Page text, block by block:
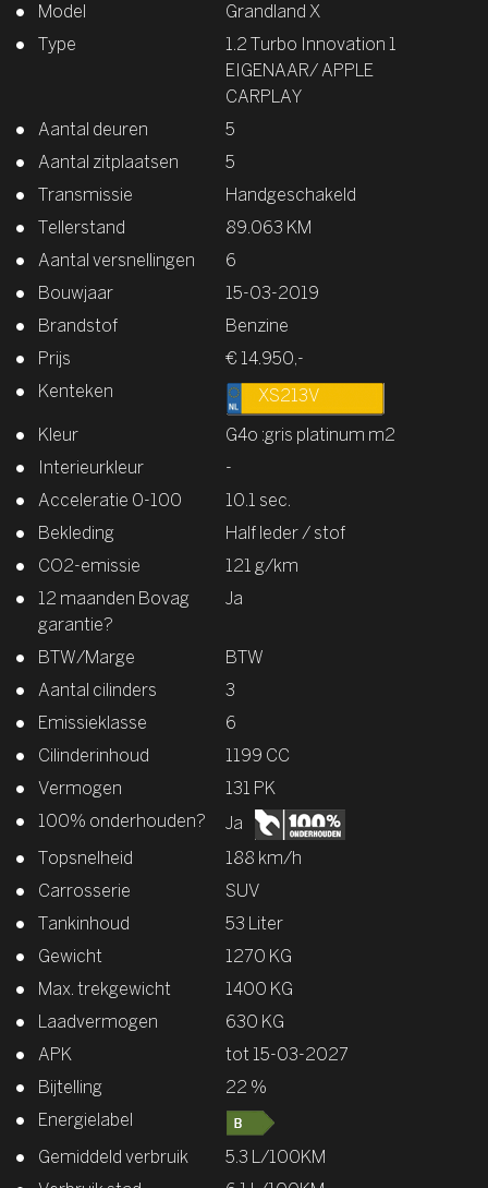
Model
Grandland X
Type
1.2 Turbo Innovation 1
EIGENAAR/ APPLE
CARPLAY
Aantal deuren
5
Aantal zitplaatsen
5
Transmissie
Handgeschakeld
Tellerstand
89.063 KM
Aantal versnellingen
6
Bouwjaar
15-03-2019
Brandstof
Benzine
Prijs
€ 14.950,-
Kenteken
XS213V
Kleur
G4o :gris platinum m2
Interieurkleur
-
Acceleratie 0-100
10.1 sec.
Bekleding
Half leder / stof
CO2-emissie
121 g/km
12 maanden Bovag
garantie?
Ja
BTW/Marge
BTW
Aantal cilinders
3
Emissieklasse
6
Cilinderinhoud
1199 CC
Vermogen
131 PK
100% onderhouden?
Ja
Topsnelheid
188 km/h
Carrosserie
SUV
Tankinhoud
53 Liter
Gewicht
1270 KG
Max. trekgewicht
1400 KG
Laadvermogen
630 KG
APK
tot 15-03-2027
Bijtelling
22 %
Energielabel
Gemiddeld verbruik
5.3 L/100KM